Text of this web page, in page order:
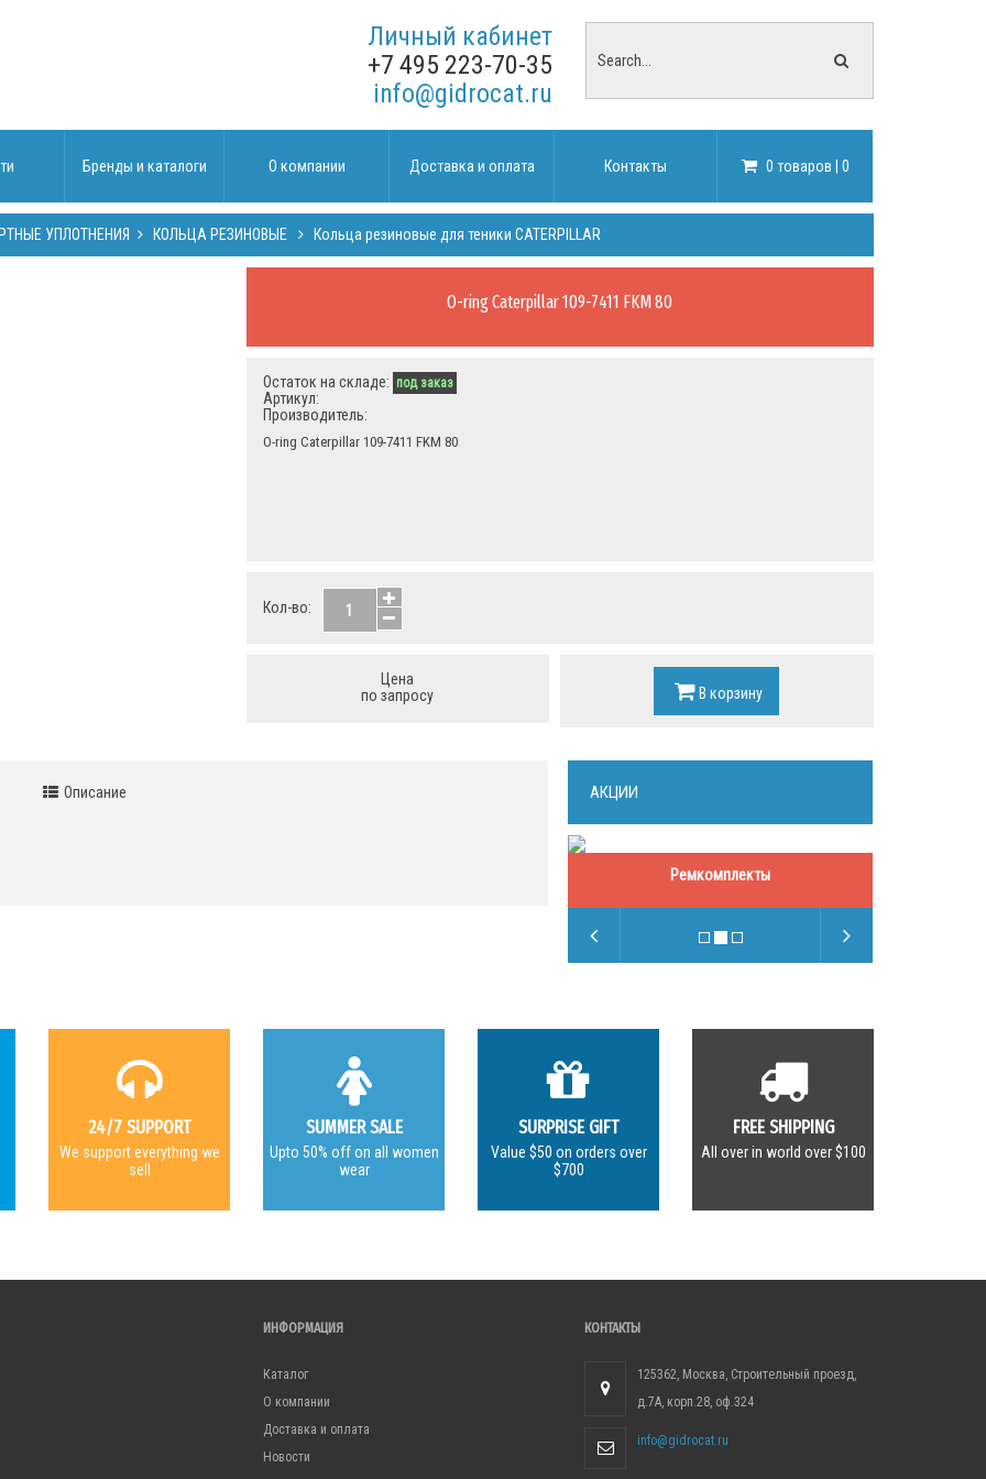
Личный кабинет
+7 495 223-70-35
info@gidrocat.ru
Бренды и каталоги О компании Доставка и оплата Контакты 0 товаров | 0
УПЛОТНЕНИЯ КОЛЬЦА РЕЗИНОВЫЕ Кольца резиновые для теники CATERPILLAR
O-ring Caterpillar 109-7411 FKM 80
Остаток на складе: под заказ
Артикул:
Производитель:
O-ring Caterpillar 109-7411 FKM 80
Кол-во:
Цена
по запросу
В корзину
Описание АКЦИИ
Ремкомплекты
24/7 SUPPORT
We support everything we
sell
SUMMER SALE
Upto 50% off on all women
wear
SURPRISE GIFT
Value $50 on orders over
$700
FREE SHIPPING
All over in world over $100
ИНФОРМАЦИЯ
Каталог
О компании
Доставка и оплата
Новости
КОНТАКТЫ
125362, Москва, Строительный проезд,
д.7А, корп.28, оф.324
info@gidrocat.ru